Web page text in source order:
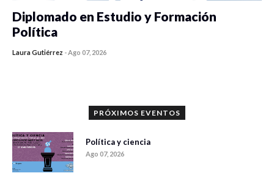
Diplomado en Estudio y Formación
Política
Laura Gutiérrez -Ago 07, 2026
PRÓXIMOS EVENTOS
Política y ciencia
Ago 07, 2026